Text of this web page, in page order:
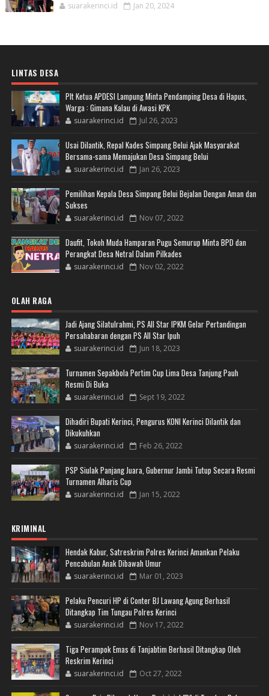
suarakerinci.id Jan 20, 2024
LINTAS DESA
Plt Ketua APDESI Lampung Minta Pendamping Desa di Hapus,
Warga : Gimana Kalau di Awasi KPK
suarakerinci.id Jul 26, 2023
Usai Dilantik, Repal Kades Simpang Belui Ajak Masyarakat
Bersama-sama Memajukan Desa Simpang Belui
suarakerinci.id Jan 26, 2023
Pemilihan Kepala Desa Simpang Belui Bejalan Dengan Aman dan
Sukses
suarakerinci.id Nov 07, 2022
Daufit, Tokoh Muda Hamparan Pugu Semurup Minta BPD dan
Perangkat Desa Netral Dalam Pilkades
suarakerinci.id Nov 02, 2022
OLAH RAGA
Jadi Ajang Silatulrahmi, PS All Star IPKM Gelar Pertandingan
Persahabaran dengan PS All Star Ipuh
suarakerinci.id Jun 18, 2023
Turnamen Sepakbola Portim Cup Lima Desa Tanjung Pauh
Resmi Di Buka
suarakerinci.id Sept 19, 2022
Dihadiri Bupati Kerinci, Pengurus KONI Kerinci Dilantik dan
Dikukuhkan
suarakerinci.id Feb 26, 2022
PSP Siulak Panjang Juara, Gubernur Jambi Tutup Secara Resmi
Turnamen Alharis Cup
suarakerinci.id Jan 15, 2022
KRIMINAL
Hendak Kabur, Satreskrim Polres Kerinci Amankan Pelaku
Pencabulan Anak Dibawah Umur
suarakerinci.id Mar 01, 2023
Pelaku Pencuri HP di Conter BJ Lawang Agung Berhasil
Ditangkap Tim Tungau Polres Kerinci
suarakerinci.id Nov 17, 2022
Tiga Perampok Emas di Tanjabtim Berhasil Ditangkap Oleh
Reskrim Kerinci
suarakerinci.id Oct 27, 2022